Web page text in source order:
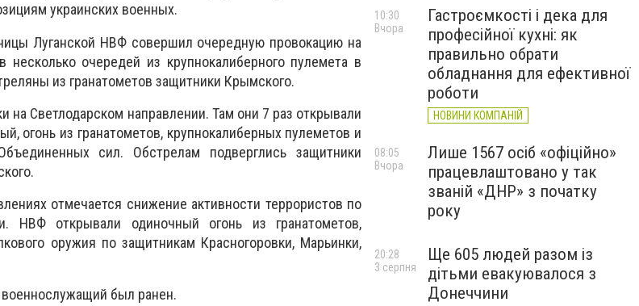
украинских военных.
Луганской НВФ совершил очередную провокацию на
несколько очередей из крупнокалиберного пулемета в
из гранатометов защитники Крымского.
на Светлодарском направлении. Там они 7 раз открывали
огонь из гранатометов, крупнокалиберных пулеметов и
сил. Обстрелам подверглись защитники
отмечается снижение активности террористов по
НВФ открывали одиночный огонь из гранатометов,
оружия по защитникам Красногоровки, Марьинки,
был ранен.
Гастроємкості і дека для
професійної кухні: як
правильно обрати
обладнання для ефективної
роботи
НОВИНИ КОМПАНІЙ
10:30
Вчора
Лише 1567 осіб «офіційно»
працевлаштовано у так
званій «ДНР» з початку
року
08:05
Вчора
Ще 605 людей разом із
дітьми евакуювалося з
Донеччини
20:28
3 серпня